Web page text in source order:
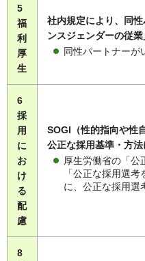
5
福
利
厚
生
社内規定により、同
ンスジェンダーの従業
同性パートナーが
6
採
用
に
お
け
る
配
慮
SOGI（性的指向や性
公正な採用基準・方
厚生労働省の「公
「公正な採用選
に、公正な採用選
8